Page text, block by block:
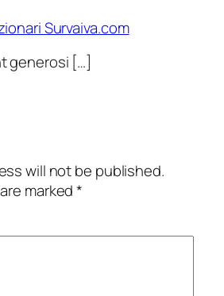
Survaiva.com
generosi […]
will not be published.
marked*